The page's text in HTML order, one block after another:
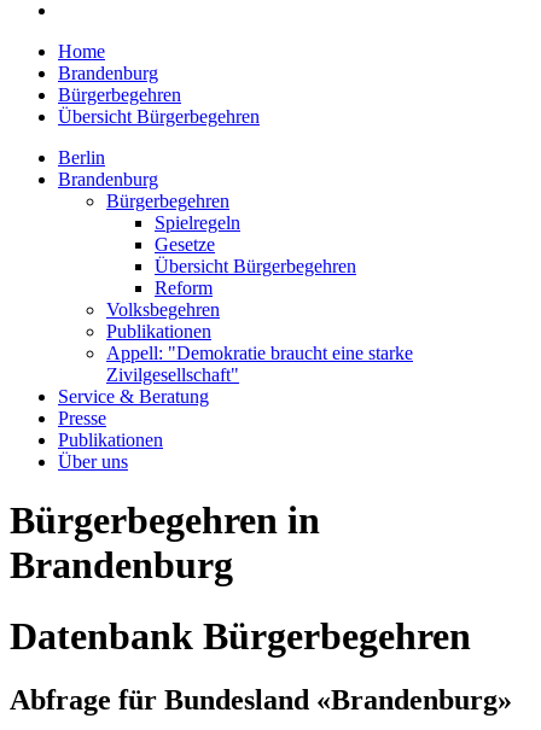
Home
Brandenburg
Bürgerbegehren
Übersicht Bürgerbegehren
Berlin
Brandenburg
Bürgerbegehren
Spielregeln
Gesetze
Übersicht Bürgerbegehren
Reform
Volksbegehren
Publikationen
Appell: "Demokratie braucht eine starke
Zivilgesellschaft"
Service & Beratung
Presse
Publikationen
Über uns
Bürgerbegehren in
Brandenburg
Datenbank Bürgerbegehren
Abfrage für Bundesland «Brandenburg»